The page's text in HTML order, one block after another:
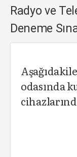
Radyo ve
Deneme
odasında